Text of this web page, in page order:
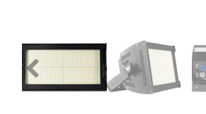
B-stock
Pro Gear Lease
Previous